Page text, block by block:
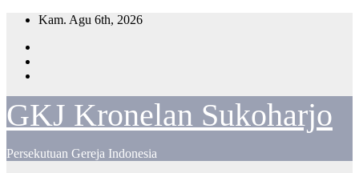
Skip
content
Kam. Agu 6th, 2026
GKJ Kronelan Sukoharjo
Persekutuan Gereja Indonesia